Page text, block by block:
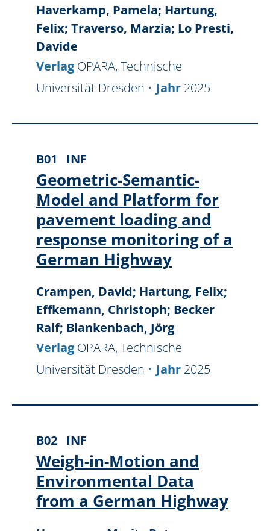
Haverkamp, Pamela; Hartung,
Felix; Traverso, Marzia; Lo Presti,
Davide
Verlag OPARA, Technische
Universität Dresden
Jahr 2025
B01 INF
Geometric-Semantic-
Model and Platform for
pavement loading and
response monitoring of a
German Highway
Crampen, David; Hartung, Felix;
Effkemann, Christoph; Becker
Ralf; Blankenbach, Jörg
Verlag OPARA, Technische
Universität Dresden
Jahr 2025
B02 INF
Weigh-in-Motion and
Environmental Data
from a German Highway